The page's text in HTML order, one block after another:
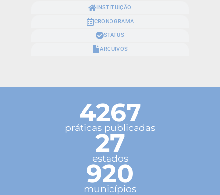
INSTITUIÇÃO
CRONOGRAMA
STATUS
ARQUIVOS
4267
práticas publicadas
27
estados
920
municípios